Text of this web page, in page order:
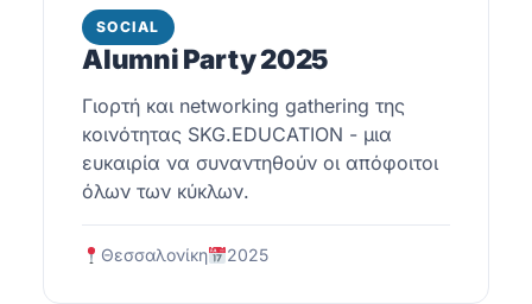
SOCIAL
Alumni Party 2025
Γιορτή και networking gathering της
κοινότητας SKG.EDUCATION - μια
ευκαιρία να συναντηθούν οι απόφοιτοι
όλων των κύκλων.
Θεσσαλονίκη 2025